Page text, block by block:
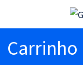
Carrinho